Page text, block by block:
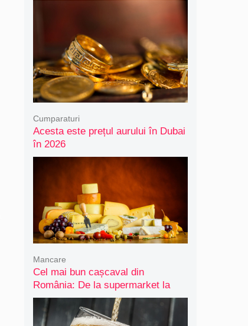
Acesta este prețul aurului în Dubai
în 2026
Cumparaturi
Cel mai bun cașcaval din
România: De la supermarket la
artizanal
Mancare